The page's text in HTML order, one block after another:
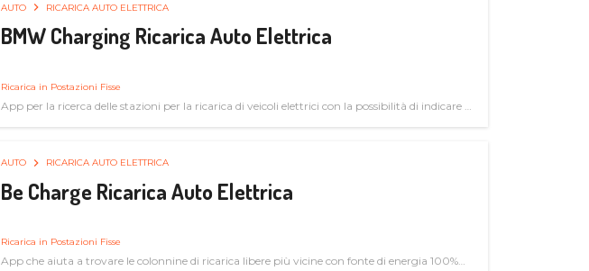
AUTO RICARICA AUTO ELETTRICA
BMW Charging Ricarica Auto Elettrica
Ricarica in Postazioni Fisse
App per la ricerca delle stazioni per la ricarica di veicoli elettrici con la possibilità di indicare le
AUTO RICARICA AUTO ELETTRICA
Be Charge Ricarica Auto Elettrica
Ricarica in Postazioni Fisse
App che aiuta a trovare le colonnine di ricarica libere più vicine con fonte di energia 100%